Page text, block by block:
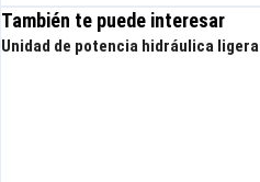
También te puede interesar
Unidad de potencia hidráulica ligera